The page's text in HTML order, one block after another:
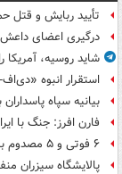
تأیید ربایش و قتل
درگیری اعضای
شاید روسیه، آمریکا
استقرار انبوه «دی‌اف‑۱۷» و پایان عصر پدافند آمریکا +عکس
بیانیه سپاه
فارن افرز: جنگ با
۶ فوتی و ۵ مصدوم بر اثر تصادف زنجیره‌ای
پالایشگاه سیزران